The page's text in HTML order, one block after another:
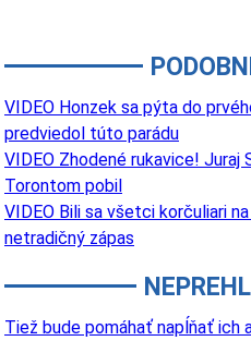
VIDEO Honzek sa pýta do
predviedol túto parádu
VIDEO Zhodené rukavice! Juraj
Torontom pobil
VIDEO Bili sa všetci korčuliari
netradičný zápas
Tiež bude pomáhať napĺňať ich